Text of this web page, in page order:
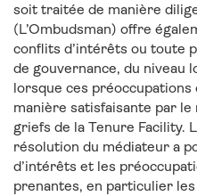
soit traitée de manière
(L’Ombudsman) offre
conflits d’intérêts ou toute
de gouvernance, du niveau
lorsque ces
manière satisfaisante par
griefs de la Tenure Facility.
résolution du médiateur a
d’intérêts et les
prenantes, en particulier